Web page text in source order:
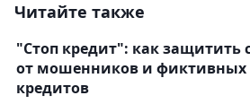
Читайте также
"Стоп кредит": как защитить
от мошенников и фиктивных
кредитов